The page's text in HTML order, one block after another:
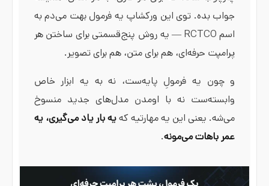
جواب بده. توی این ورکشاپ یه فرمول بهت می‌دم به
اسم RCTCO — یه روش پنج‌قسمتی برای ساختن هر
پرامپت حرفه‌ای، هم برای متن، هم برای تصویر.
و چون یه فرمولِ پایه‌ست، نه به یه ابزار خاص
وابسته‌ست نه با اومدن مدل‌های جدید منسوخ
می‌شه. یعنی این یه مهارتیه کهیه بار یاد می‌گیری، یه
عمر باهات می‌مونه.